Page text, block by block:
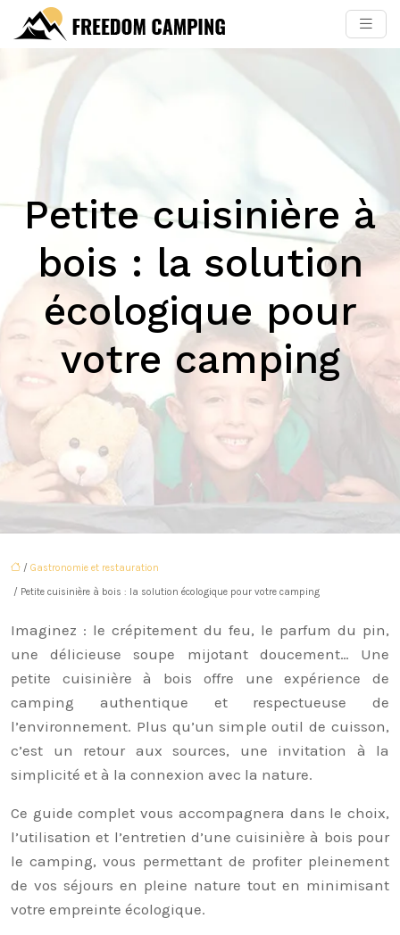
Petite cuisinière à
bois : la solution
écologique pour
votre camping
/ Gastronomie et restauration
/ Petite cuisinière à bois : la solution écologique pour votre camping
Imaginez : le crépitement du feu, le parfum du pin,
une délicieuse soupe mijotant doucement… Une
petite cuisinière à bois offre une expérience de
camping authentique et respectueuse de
l’environnement. Plus qu’un simple outil de cuisson,
c’est un retour aux sources, une invitation à la
simplicité et à la connexion avec la nature.
Ce guide complet vous accompagnera dans le choix,
l’utilisation et l’entretien d’une cuisinière à bois pour
le camping, vous permettant de profiter pleinement
de vos séjours en pleine nature tout en minimisant
votre empreinte écologique.